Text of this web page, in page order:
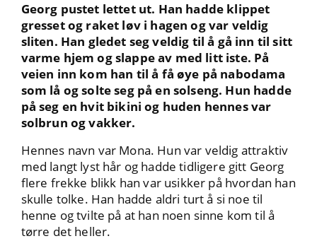
Georg pustet lettet ut. Han hadde klippet
gresset og raket løv i hagen og var veldig
sliten. Han gledet seg veldig til å gå inn til sitt
varme hjem og slappe av med litt iste. På
veien inn kom han til å få øye på nabodama
som lå og solte seg på en solseng. Hun hadde
på seg en hvit bikini og huden hennes var
solbrun og vakker.
Hennes navn var Mona. Hun var veldig attraktiv
med langt lyst hår og hadde tidligere gitt Georg
flere frekke blikk han var usikker på hvordan han
skulle tolke. Han hadde aldri turt å si noe til
henne og tvilte på at han noen sinne kom til å
tørre det heller.